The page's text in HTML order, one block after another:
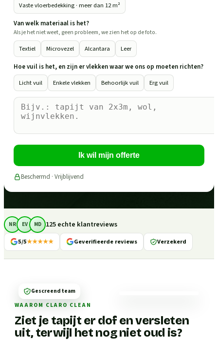
Vaste vloerbedekking · meer dan 12 m²
Van welk materiaal is het?
Als je het niet weet, geen probleem, we zien het op de foto.
Textiel Microvezel Alcantara Leer
Hoe vuil is het, en zijn er vlekken waar we ons op moeten richten?
Licht vuil
Enkele vlekken Behoorlijk vuil Erg vuil
Ik wil mijn offerte
Beschermd · Vrijblijvend
NR EV MD 125 echte klantreviews
5/5★★★★★ Geverifieerde reviews Verzekerd
WAAROM CLARO CLEAN
Ziet je tapijt er dof en versleten
uit, terwijl het nog niet oud is?
Gescreend team